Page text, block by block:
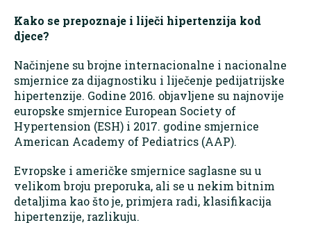
Kako se prepoznaje i liječi hipertenzija kod
djece?
Načinjene su brojne internacionalne i nacionalne
smjernice za dijagnostiku i liječenje pedijatrijske
hipertenzije. Godine 2016. objavljene su najnovije
europske smjernice European Society of
Hypertension (ESH) i 2017. godine smjernice
American Academy of Pediatrics (AAP).
Evropske i američke smjernice saglasne su u
velikom broju preporuka, ali se u nekim bitnim
detaljima kao što je, primjera radi, klasifikacija
hipertenzije, razlikuju.